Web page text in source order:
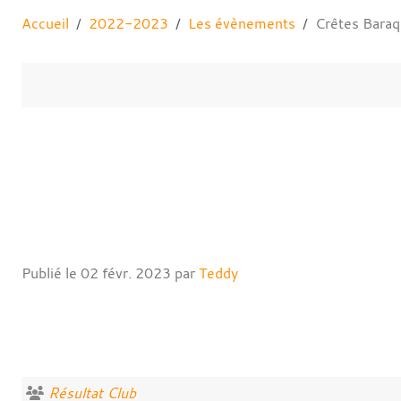
Accueil 2022-2023 Les évènements Crêtes
Publié le 02 févr. 2023 parTeddy
Résultat Club